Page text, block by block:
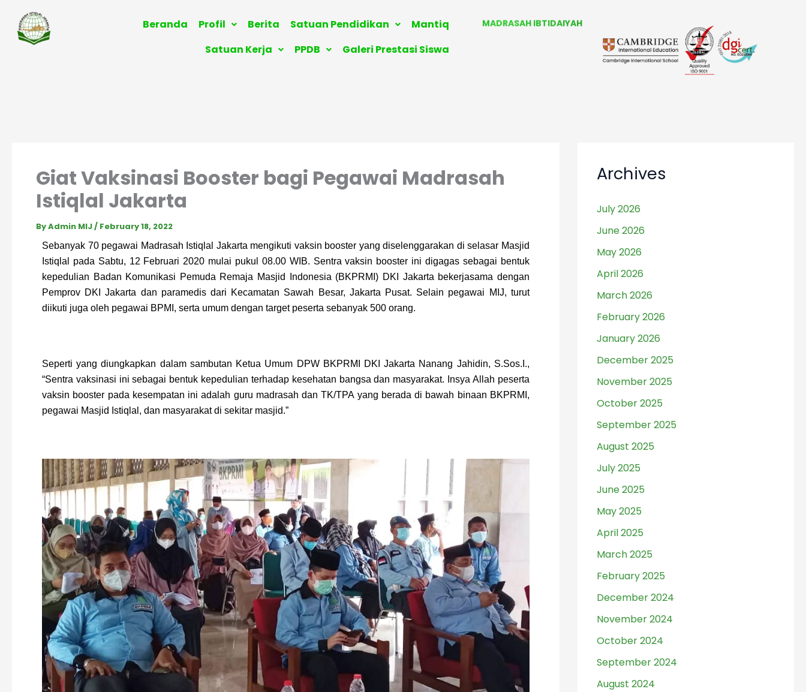
content
Beranda Profil Berita Satuan Pendidikan
Mantiq
Satuan Kerja
PPDB Galeri Prestasi Siswa
RAUDHATUL ATHFAL
Giat Vaksinasi Booster bagi Pegawai Madrasah
Istiqlal Jakarta
ByAdmin MIJ/ February 18, 2022
Sebanyak 70 pegawai Madrasah Istiqlal Jakarta mengikuti vaksin booster yang diselenggarakan di selasar Masjid
Istiqlal pada Sabtu, 12 Februari 2020 mulai pukul 08.00 WIB. Sentra vaksin booster ini digagas sebagai bentuk
kepedulian Badan Komunikasi Pemuda Remaja Masjid Indonesia (BKPRMI) DKI Jakarta bekerjasama dengan
Pemprov DKI Jakarta dan paramedis dari Kecamatan Sawah Besar, Jakarta Pusat. Selain pegawai MIJ, turut
diikuti juga oleh pegawai BPMI, serta umum dengan target peserta sebanyak 500 orang.
Seperti yang diungkapkan dalam sambutan Ketua Umum DPW BKPRMI DKI Jakarta Nanang Jahidin, S.Sos.I.,
“Sentra vaksinasi ini sebagai bentuk kepedulian terhadap kesehatan bangsa dan masyarakat. Insya Allah peserta
vaksin booster pada kesempatan ini adalah guru madrasah dan TK/TPA yang berada di bawah binaan BKPRMI,
pegawai Masjid Istiqlal, dan masyarakat di sekitar masjid.”
Archives
July 2026
June 2026
May 2026
April 2026
March 2026
February 2026
January 2026
December 2025
November 2025
October 2025
September 2025
August 2025
July 2025
June 2025
May 2025
April 2025
March 2025
February 2025
December 2024
November 2024
October 2024
September 2024
August 2024